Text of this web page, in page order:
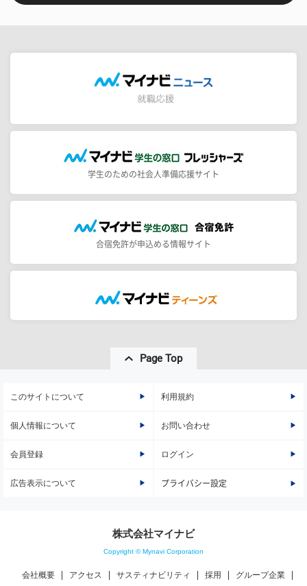
学生のための社会人準備応援サイト
合宿免許が申込める情報サイト
Page Top
このサイトについて 利用規約
個人情報について お問い合わせ
会員登録 ログイン
広告表示について プライバシー設定
株式会社マイナビ
Copyright © Mynavi Corporation
会社概要 アクセス サスティナビリティ 採用 グループ企業